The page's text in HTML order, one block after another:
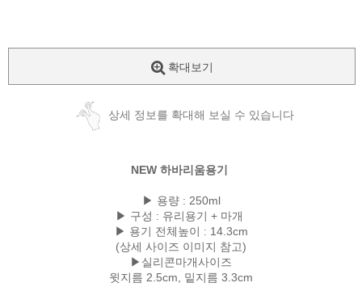
확대보기
상세 정보를 확대해 보실 수 있습니다
NEW 하바리움용기
▶ 용량 : 250ml
▶ 구성 : 유리용기 + 마개
▶ 용기 전체높이 : 14.3cm
(상세 사이즈 이미지 참고)
▶실리콘마개사이즈
윗지름 2.5cm, 밑지름 3.3cm